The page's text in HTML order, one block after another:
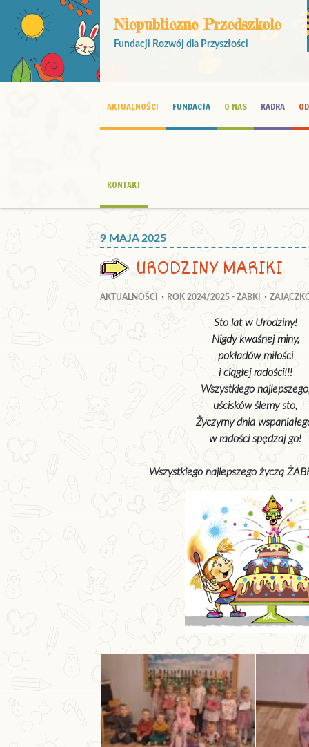
Niepubliczne Przedszkole
Fundacji Rozwój dla Przyszłości
AKTUALNOŚCI FUNDACJA O NAS KADRA
KONTAKT
9 MAJA 2025
URODZINY MARIKI
AKTUALNOŚCI ROK 2024/2025 - ŻABKI
Sto lat w Urodziny!
Nigdy kwaśnej miny,
pokładów miłości
i ciągłej radości!!!
Wszystkiego
uścisków ślemy sto,
Życzymy dnia
w radości spędzaj go!
Wszystkiego najlepszego życzą